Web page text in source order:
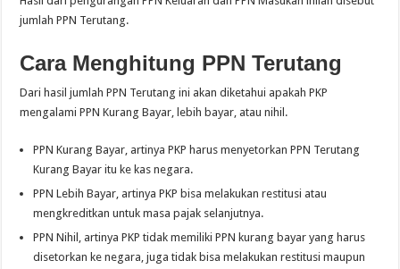
jumlah PPN Terutang.
Cara Menghitung PPN Terutang
Dari hasil jumlah PPN Terutang ini akan diketahui apakah PKP
mengalami PPN Kurang Bayar, lebih bayar, atau nihil.
PPN Kurang Bayar, artinya PKP harus menyetorkan PPN Terutang
Kurang Bayar itu ke kas negara.
PPN Lebih Bayar, artinya PKP bisa melakukan restitusi atau
mengkreditkan untuk masa pajak selanjutnya.
PPN Nihil, artinya PKP tidak memiliki PPN kurang bayar yang harus
disetorkan ke negara, juga tidak bisa melakukan restitusi maupun